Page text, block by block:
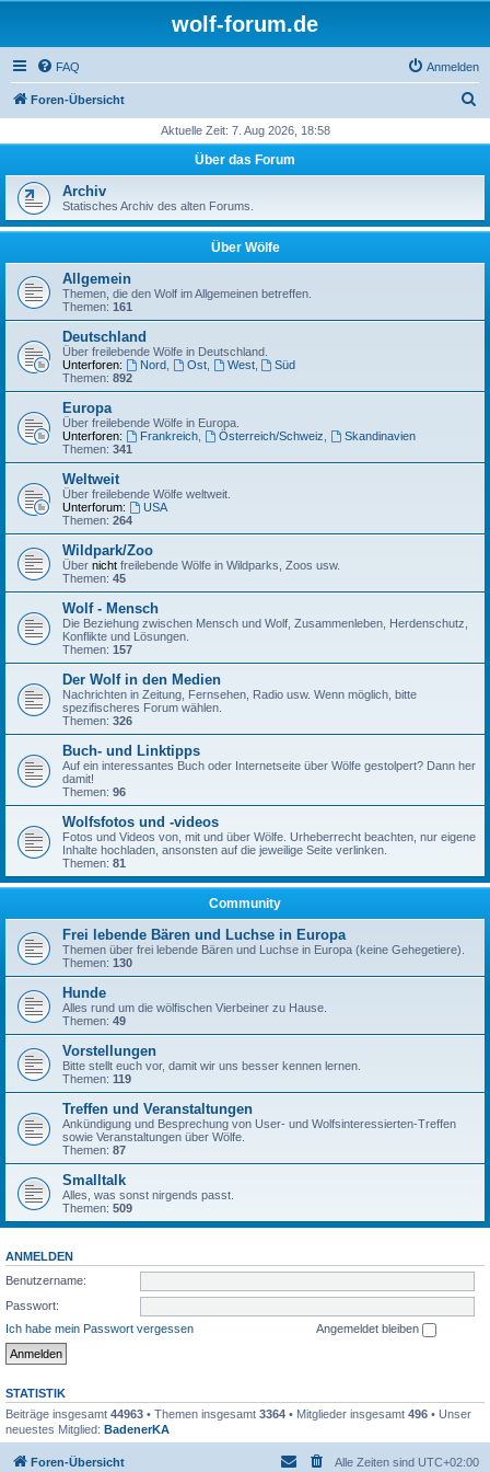
wolf-forum.de
FAQ Anmelden
Foren-Übersicht
h
Aktuelle Zeit: 7. Aug 2026, 18:58
Über das Forum
Archiv
Statisches Archiv des alten Forums.
Über Wölfe
Allgemein
Themen, die den Wolf im Allgemeinen betreffen.
Themen: 161
Deutschland
Über freilebende Wölfe in Deutschland.
Unterforen:
Nord, Ost, West,
Süd
Themen: 892
Europa
Über freilebende Wölfe in Europa.
Unterforen:
Frankreich, Österreich/Schweiz
Skandinavien
Themen: 341
Weltweit
Über freilebende Wölfe weltweit.
Unterforum:
USA
Themen: 264
Wildpark/Zoo
Über nicht freilebende Wölfe in Wildparks, Zoos usw.
Themen: 45
Wolf - Mensch
Die Beziehung zwischen Mensch und Wolf, Zusammenleben, Herdenschutz,
Konflikte und Lösungen.
Themen: 157
Der Wolf in den Medien
Nachrichten in Zeitung, Fernsehen, Radio usw. Wenn möglich, bitte
spezifischeres Forum wählen.
Themen: 326
Buch- und Linktipps
Auf ein interessantes Buch oder Internetseite über Wölfe gestolpert? Dann her
damit!
Themen: 96
Wolfsfotos und -videos
Fotos und Videos von, mit und über Wölfe. Urheberrecht beachten, nur eigene
Inhalte hochladen, ansonsten auf die jeweilige Seite verlinken.
Themen: 81
Community
Frei lebende Bären und Luchse in Europa
Themen über frei lebende Bären und Luchse in Europa (keine Gehegetiere).
Themen: 130
Hunde
Alles rund um die wölfischen Vierbeiner zu Hause.
Themen: 49
Vorstellungen
Bitte stellt euch vor, damit wir uns besser kennen lernen.
Themen: 119
Treffen und Veranstaltungen
Ankündigung und Besprechung von User- und Wolfsinteressierten-Treffen
sowie Veranstaltungen über Wölfe.
Themen: 87
Smalltalk
Alles, was sonst nirgends passt.
Themen: 509
ANMELDEN
Benutzername:
Passwort:
Ich habe mein Passwort vergessen
Angemeldet bleiben
STATISTIK
Beiträge insgesamt 44963 • Themen insgesamt 3364 • Mitglieder insgesamt 496 • Unser
neuestes Mitglied: BadenerKA
Foren-Übersicht Alle Zeiten sind UTC+02:00